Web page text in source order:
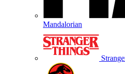
Mandalorian